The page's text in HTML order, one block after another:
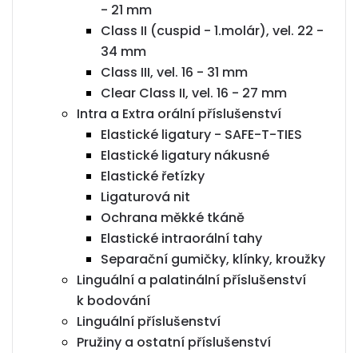
- 21 mm
Class II (cuspid - 1.molár), vel. 22 -
34 mm
Class III, vel. 16 - 31 mm
Clear Class II, vel. 16 - 27 mm
Intra a Extra orální příslušenství
Elastické ligatury - SAFE-T-TIES
Elastické ligatury nákusné
Elastické řetízky
Ligaturová nit
Ochrana měkké tkáně
Elastické intraorální tahy
Separační gumičky, klínky, kroužky
Linguální a palatinální příslušenství
k bodování
Linguální příslušenství
Pružiny a ostatní příslušenství